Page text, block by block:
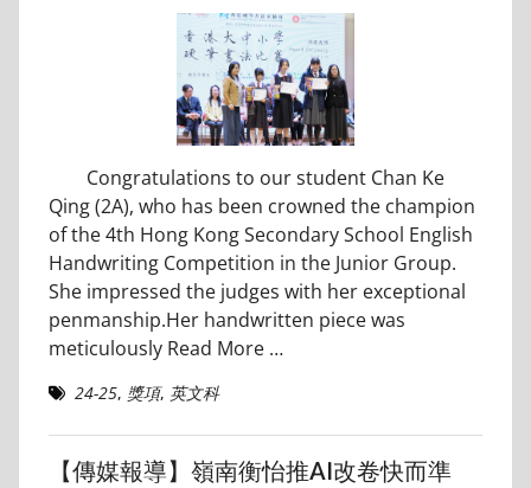
Congratulations to our student Chan Ke
Qing (2A), who has been crowned the champion
of the 4th Hong Kong Secondary School English
Handwriting Competition in the Junior Group.
She impressed the judges with her exceptional
penmanship.Her handwritten piece was
meticulously Read More …
24-25, 獎項, 英文科
【傳媒報導】嶺南衡怡推AI改卷快而準